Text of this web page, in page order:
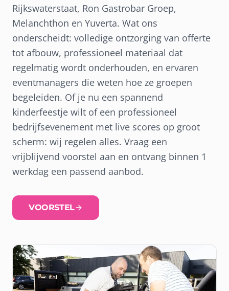
Rijkswaterstaat, Ron Gastrobar Groep,
Melanchthon en Yuverta. Wat ons
onderscheidt: volledige ontzorging van offerte
tot afbouw, professioneel materiaal dat
regelmatig wordt onderhouden, en ervaren
eventmanagers die weten hoe ze groepen
begeleiden. Of je nu een spannend
kinderfeestje wilt of een professioneel
bedrijfsevenement met live scores op groot
scherm: wij regelen alles. Vraag een
vrijblijvend voorstel aan en ontvang binnen 1
werkdag een passend aanbod.
VOORSTEL